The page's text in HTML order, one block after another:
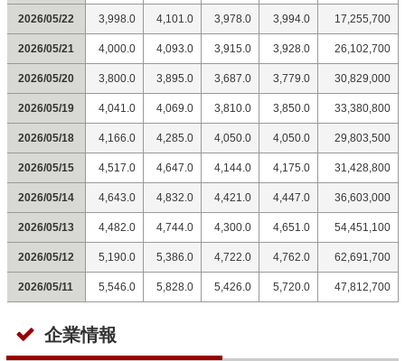
2026/05/22 3,998.0 4,101.0 3,978.0 3,994.0 17,255,700
2026/05/21 4,000.0 4,093.0 3,915.0 3,928.0 26,102,700
2026/05/20 3,800.0 3,895.0 3,687.0 3,779.0 30,829,000
2026/05/19 4,041.0 4,069.0 3,810.0 3,850.0 33,380,800
2026/05/18 4,166.0 4,285.0 4,050.0 4,050.0 29,803,500
2026/05/15 4,517.0 4,647.0 4,144.0 4,175.0 31,428,800
2026/05/14 4,643.0 4,832.0 4,421.0 4,447.0 36,603,000
2026/05/13 4,482.0 4,744.0 4,300.0 4,651.0 54,451,100
2026/05/12 5,190.0 5,386.0 4,722.0 4,762.0 62,691,700
2026/05/11 5,546.0 5,828.0 5,426.0 5,720.0 47,812,700
企業情報